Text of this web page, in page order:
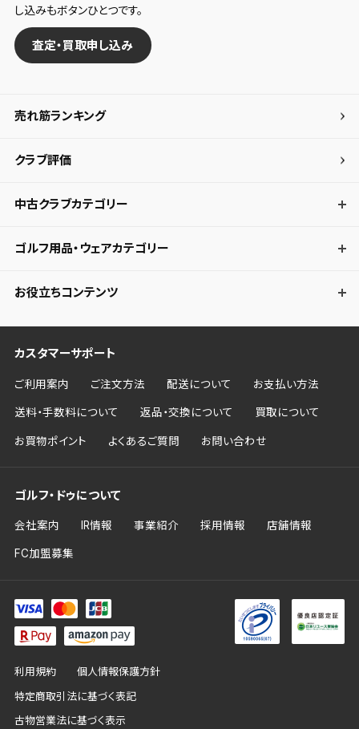
し込みもボタンひとつです。
査定・買取申し込み
売れ筋ランキング
クラブ評価
中古クラブカテゴリー
ゴルフ用品・ウェアカテゴリー
お役立ちコンテンツ
カスタマーサポート
ご利用案内 ご注文方法 配送について お支払い方法
送料・手数料について 返品・交換について 買取について
お買物ポイント よくあるご質問 お問い合わせ
ゴルフ・ドゥについて
会社案内 IR情報 事業紹介 採用情報 店舗情報
FC加盟募集
利用規約 個人情報保護方針
特定商取引法に基づく表記
古物営業法に基づく表示